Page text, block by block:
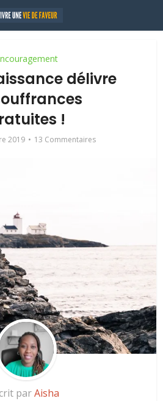
délivre
!
2019 13 Commentaires
parAisha